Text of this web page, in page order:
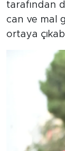
tarafından
can ve mal
ortaya